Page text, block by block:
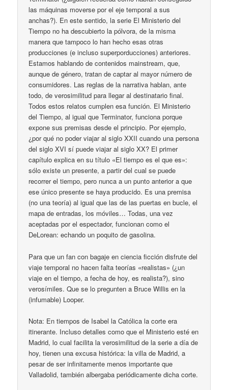
las máquinas moverse por el eje temporal a sus
anchas?). En este sentido, la serie El Ministerio del
Tiempo no ha descubierto la pólvora, de la misma
manera que tampoco lo han hecho esas otras
producciones (e incluso superporducciones) anteriores.
Estamos hablando de contenidos mainstream, que,
aunque de género, tratan de captar al mayor número de
consumidores. Las reglas de la narrativa hablan, ante
todo, de verosimilitud para llegar al destinatario final.
Todos estos relatos cumplen esa función. El Ministerio
del Tiempo, al igual que Terminator, funciona porque
expone sus premisas desde el principio. Por ejemplo,
¿por qué no poder viajar al siglo XXII cuando una persona
del siglo XVI sí puede viajar al siglo XX? El primer
capítulo explica en su título «El tiempo es el que es»:
sólo existe un presente, a partir del cual se puede
recorrer el tiempo, pero nunca a un punto anterior a que
ese único presente se haya producido. Es una premisa
(no una teoría) al igual que las de las puertas en bucle, el
mapa de entradas, los móviles… Todas, una vez
aceptadas por el espectador, funcionan como el
DeLorean: echando un poquito de gasolina.
Para que un fan con bagaje en ciencia ficción disfrute del
viaje temporal no hacen falta teorías «realistas» (¿un
viaje en el tiempo, a fecha de hoy, es realista?), sino
verosímiles. Que se lo pregunten a Bruce Willis en la
(infumable) Looper.
Nota: En tiempos de Isabel la Católica la corte era
itinerante. Incluso detalles como que el Ministerio esté en
Madrid, lo cual facilita la verosimilitud de la serie a día de
hoy, tienen una excusa histórica: la villa de Madrid, a
pesar de ser infinitamente menos importante que
Valladolid, también albergaba periódicamente dicha corte.